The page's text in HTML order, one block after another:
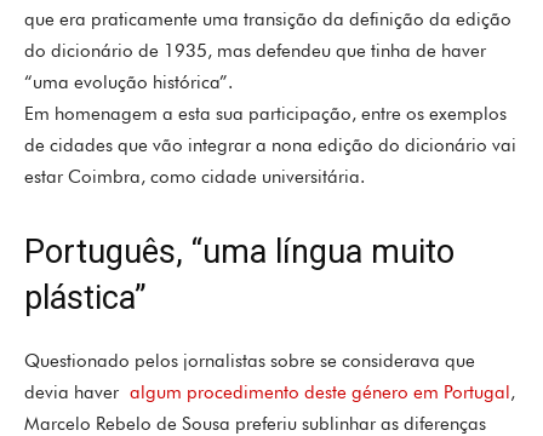
que era praticamente uma transição da definição da edição
do dicionário de 1935, mas defendeu que tinha de haver
“uma evolução histórica”.
Em homenagem a esta sua participação, entre os exemplos
de cidades que vão integrar a nona edição do dicionário vai
estar Coimbra, como cidade universitária.
Português, “uma língua muito
plástica”
Questionado pelos jornalistas sobre se considerava que
devia haver algum procedimento deste género em Portugal,
Marcelo Rebelo de Sousa preferiu sublinhar as diferenças